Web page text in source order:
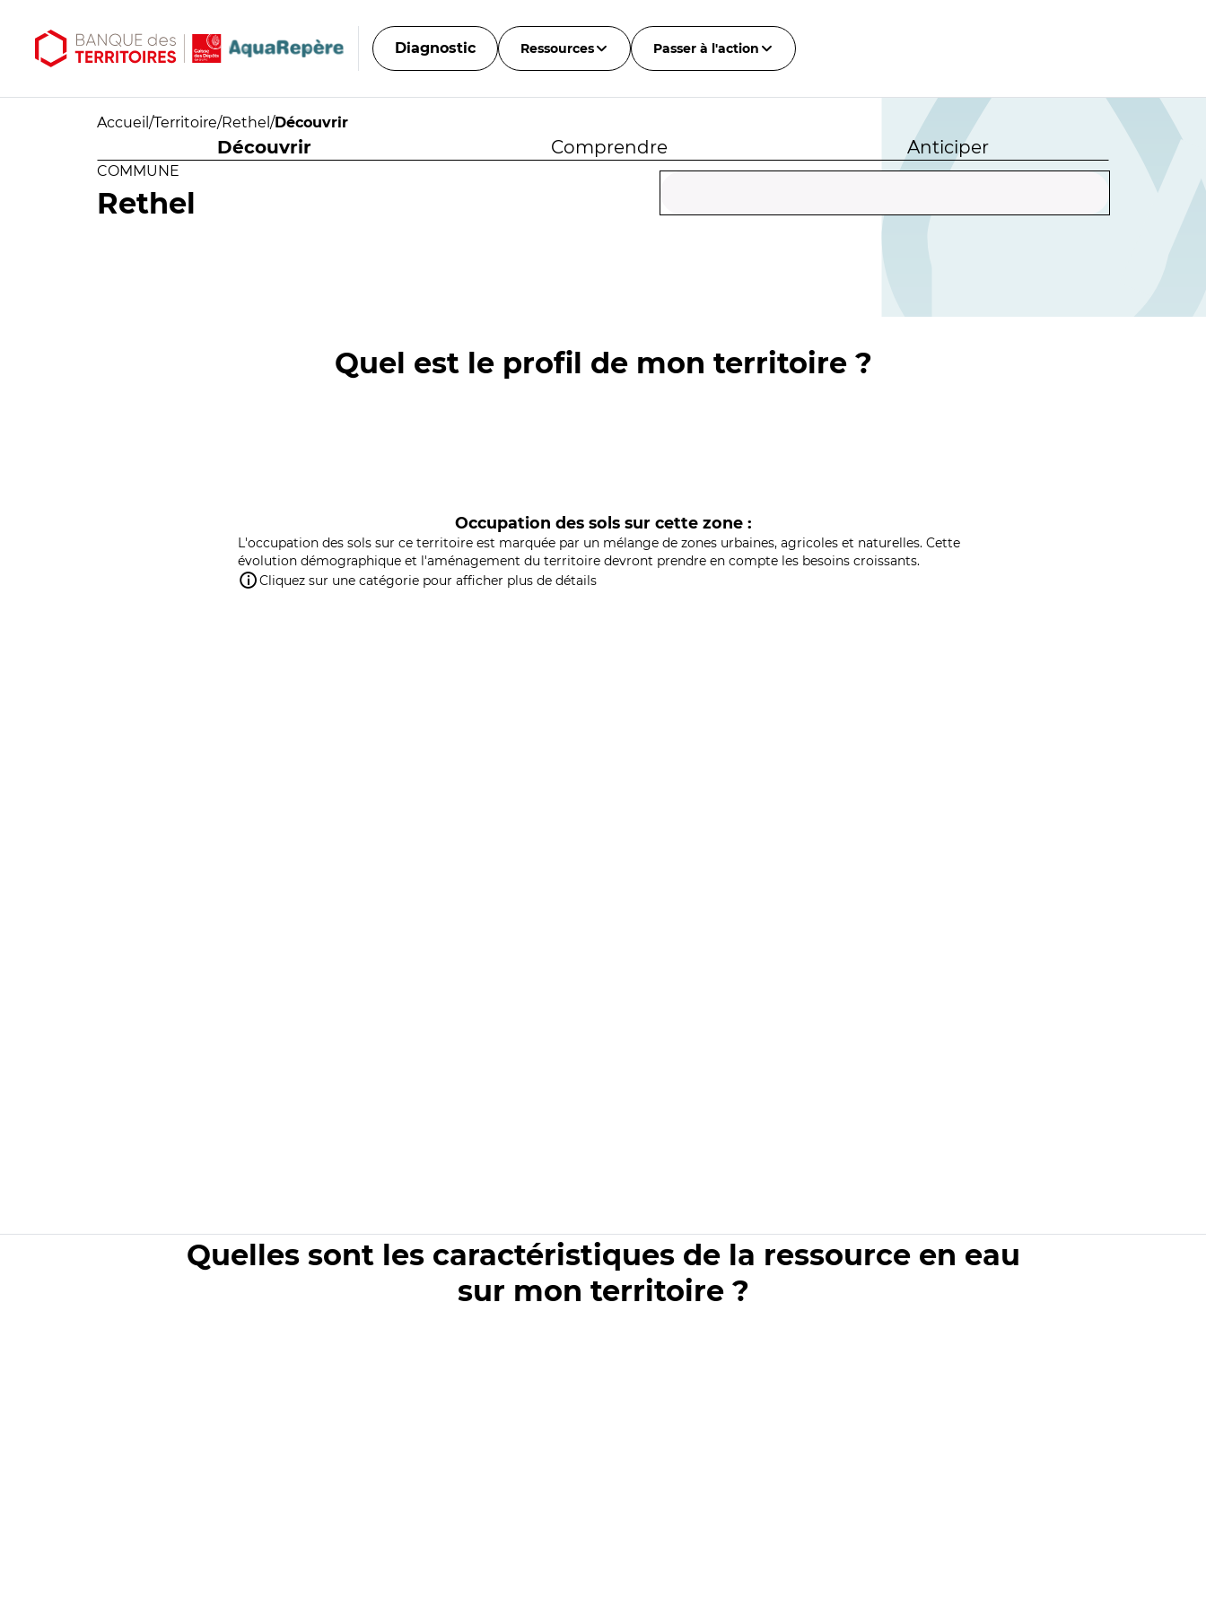
Diagnostic Ressources Passer à l'action
Accueil /Territoire/Rethel /Découvrir
Découvrir Comprendre Anticiper
COMMUNE
Rethel
Quel est le profil de mon territoire ?
Occupation des sols sur cette zone :
L'occupation des sols sur ce territoire est marquée par un mélange de zones urbaines, agricoles et naturelles. Cette
évolution démographique et l'aménagement du territoire devront prendre en compte les besoins croissants.
Cliquez sur une catégorie pour afficher plus de détails
Quelles sont les caractéristiques de la ressource en eau
sur mon territoire ?